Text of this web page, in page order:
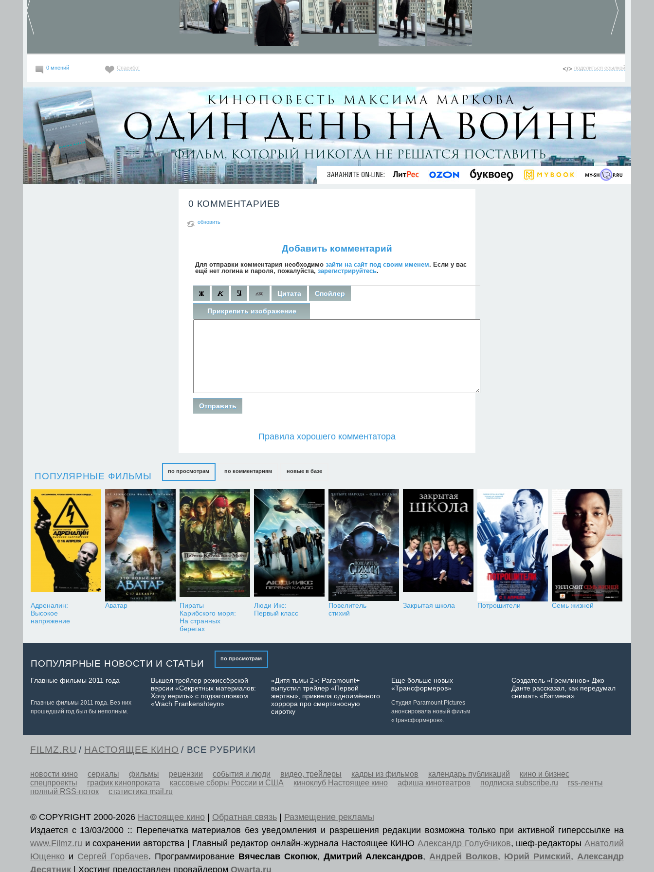
0 мнений Спасибо! поделиться ссылкой
0 КОММЕНТАРИЕВ
обновить
Добавить комментарий
Для отправки комментария необходимо зайти на сайт под своим именем. Если у вас
ещё нет логина и пароля, пожалуйста, зарегистрируйтесь.
Цитата Спойлер
Прикрепить изображение
Правила хорошего комментатора
ПОПУЛЯРНЫЕ ФИЛЬМЫ по просмотрам
Адреналин:
Высокое
напряжение
Аватар
Пираты
Карибского моря:
На странных
берегах
Люди Икс:
Первый класс
Повелитель
стихий
Закрытая школа Потрошители Семь жизней
по комментариям новые в базе
ПОПУЛЯРНЫЕ НОВОСТИ И СТАТЬИ по просмотрам
Главные фильмы 2011 года
Главные фильмы 2011 года. Без них
прошедший год был бы неполным.
Вышел трейлер режиссёрской
версии «Секретных материалов:
Хочу верить» с подзаголовком
«Vrach Frankenshteyn»
«Дитя тьмы 2»: Paramount+
выпустил трейлер «Первой
жертвы», приквела одноимённого
хоррора про смертоносную
сиротку
Еще больше новых
«Трансформеров»
Студия Paramount Pictures
анонсировала новый фильм
«Трансформеров».
Создатель «Гремлинов» Джо
Данте рассказал, как передумал
снимать «Бэтмена»
FILMZ.RU / НАСТОЯЩЕЕ КИНО / ВСЕ РУБРИКИ
новости кино сериалы фильмы рецензии события и люди видео, трейлеры кадры из фильмов календарь публикаций
кино и бизнес
спецпроекты
график кинопроката кассовые сборы России и США киноклуб Настоящее кино афиша кинотеатров подписка subscribe.ru
rss-ленты
полный RSS-поток
статистика mail.ru
© COPYRIGHT 2000-2026 Настоящее кино | Обратная связь | Размещение рекламы
Издается с 13/03/2000 :: Перепечатка материалов без уведомления и разрешения редакции возможна только при активной гиперссылке на
www.Filmz.ru и сохранении авторства | Главный редактор онлайн-журнала Настоящее КИНО Александр Голубчиков, шеф-редакторыАнатолий
Ющенко и Сергей Горбачев. Программирование Вячеслав Скопюк, Дмитрий Александров, Андрей Волков, Юрий Римский, Александр
Десятник | Хостинг предоставлен провайдером Qwarta.ru